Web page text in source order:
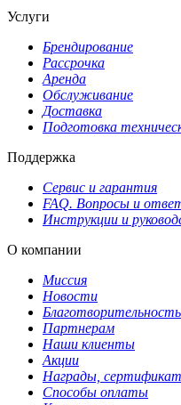
Услуги
Брендирование
Рассрочка
Аренда
Обслуживание
Доставка
Подготовка
Поддержка
Сервис и гарантия
FAQ. Вопросы и
Инструкции и
О компании
Миссия
Новости
Благотворительность
Партнерам
Наши клиенты
Акции
Награды,
Способы оплаты